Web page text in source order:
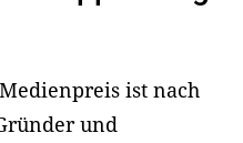
ist nach
und